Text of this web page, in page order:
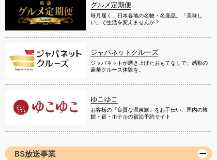
グルメ定期便
毎月届く、日本各地の名物・名産品。「美味し
い」で生活を変えませんか？
ジャパネットクルーズ
ジャパネットが磨き上げたおもてなしで、感動の
豪華クルーズ体験を。
ゆこゆこ
お客様の『良質な温泉旅』をお手伝い。国内の旅
館・宿・ホテルの宿泊予約サイト
BS放送事業